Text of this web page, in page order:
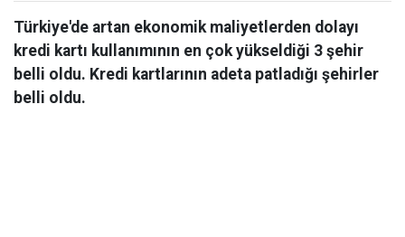
Türkiye'de artan ekonomik maliyetlerden dolayı
kredi kartı kullanımının en çok yükseldiği 3 şehir
belli oldu. Kredi kartlarının adeta patladığı şehirler
belli oldu.